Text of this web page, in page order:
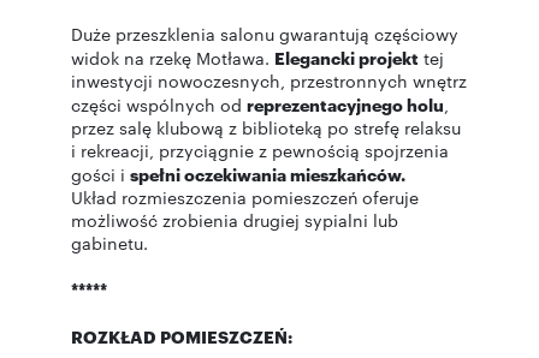
Duże przeszklenia salonu gwarantują częściowy
widok na rzekę Motława. Elegancki projekt tej
inwestycji nowoczesnych, przestronnych wnętrz
części wspólnych od reprezentacyjnego holu,
przez salę klubową z biblioteką po strefę relaksu
i rekreacji, przyciągnie z pewnością spojrzenia
gości i spełni oczekiwania mieszkańców.
Układ rozmieszczenia pomieszczeń oferuje
możliwość zrobienia drugiej sypialni lub
gabinetu.
*****
ROZKŁAD POMIESZCZEŃ: